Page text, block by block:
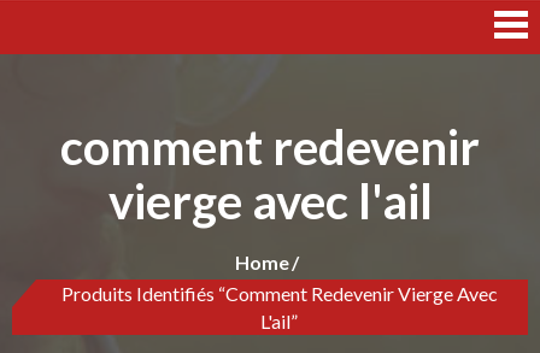
comment redevenir
vierge avec l'ail
Home
Produits Identifiés “comment Redevenir Vierge Avec
L'ail”